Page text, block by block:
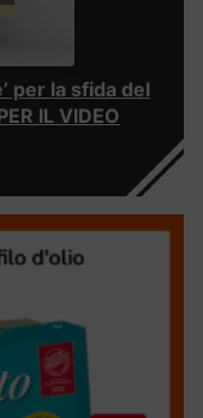
per la sfida del
IL VIDEO